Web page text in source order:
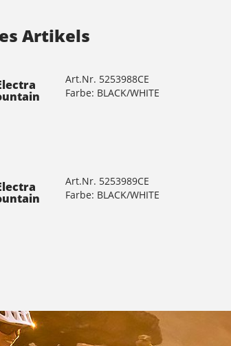
Artikels
Art.Nr. 5253988CE
Farbe: BLACK/WHITE
Art.Nr. 5253989CE
Farbe: BLACK/WHITE